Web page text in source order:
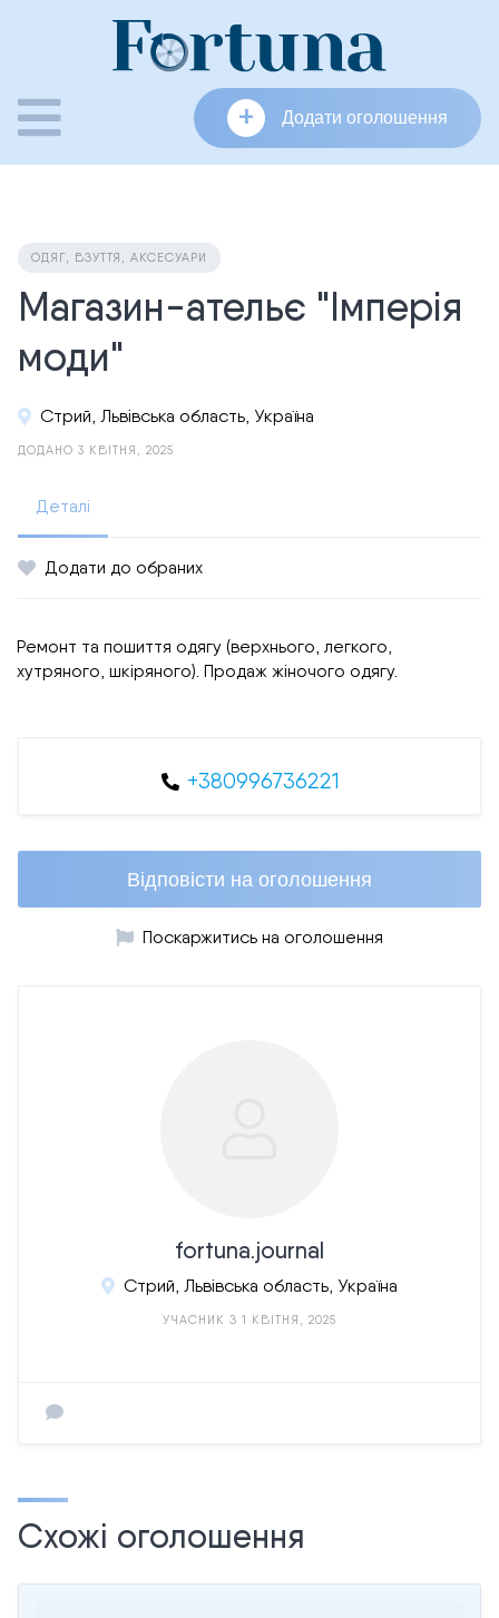
+ Додати оголошення
ОДЯГ, ВЗУТТЯ, АКСЕСУАРИ
Магазин-ательє "Імперія
моди"
Стрий, Львівська область, Україна
ДОДАНО 3 КВІТНЯ, 2025
Деталі
Додати до обраних
Ремонт та пошиття одягу (верхнього, легкого,
хутряного, шкіряного). Продаж жіночого одягу.
+380996736221
Відповісти на оголошення
Поскаржитись на оголошення
fortuna.journal
Стрий, Львівська область, Україна
УЧАСНИК З 1 КВІТНЯ, 2025
Схожі оголошення